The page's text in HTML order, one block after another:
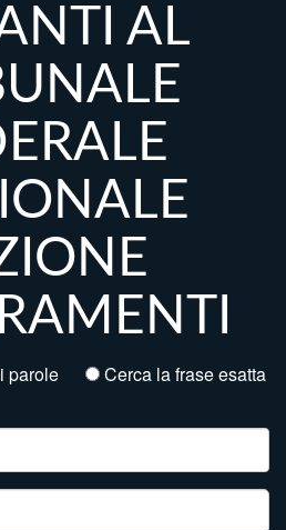
AL
parole Cerca la frase esatta